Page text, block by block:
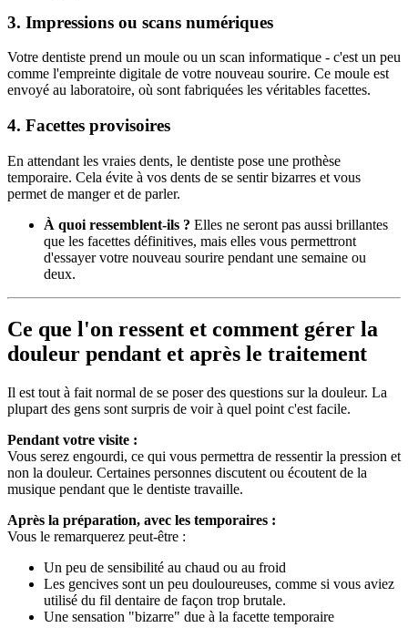
3. Impressions ou scans numériques
Votre dentiste prend un moule ou un scan informatique - c'est un peu
comme l'empreinte digitale de votre nouveau sourire. Ce moule est
envoyé au laboratoire, où sont fabriquées les véritables facettes.
4. Facettes provisoires
En attendant les vraies dents, le dentiste pose une prothèse
temporaire. Cela évite à vos dents de se sentir bizarres et vous
permet de manger et de parler.
À quoi ressemblent-ils ? Elles ne seront pas aussi brillantes
que les facettes définitives, mais elles vous permettront
d'essayer votre nouveau sourire pendant une semaine ou
deux.
Ce que l'on ressent et comment gérer la
douleur pendant et après le traitement
Il est tout à fait normal de se poser des questions sur la douleur. La
plupart des gens sont surpris de voir à quel point c'est facile.
Pendant votre visite :
Vous serez engourdi, ce qui vous permettra de ressentir la pression et
non la douleur. Certaines personnes discutent ou écoutent de la
musique pendant que le dentiste travaille.
Après la préparation, avec les temporaires :
Vous le remarquerez peut-être :
Un peu de sensibilité au chaud ou au froid
Les gencives sont un peu douloureuses, comme si vous aviez
utilisé du fil dentaire de façon trop brutale.
Une sensation "bizarre" due à la facette temporaire